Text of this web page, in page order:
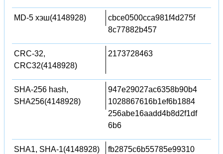
MD-5 хэш(4148928)
cbce0500cca981f4d275f
8c77882b457
CRC-32,
CRC32(4148928)
2173728463
SHA-256 hash,
SHA256(4148928)
947e29027ac6358b90b4
1028867616b1ef6b1884
256abe16aadd4b8d2f1df
6b6
SHA1, SHA-1(4148928)
fb2875c6b55785e99310